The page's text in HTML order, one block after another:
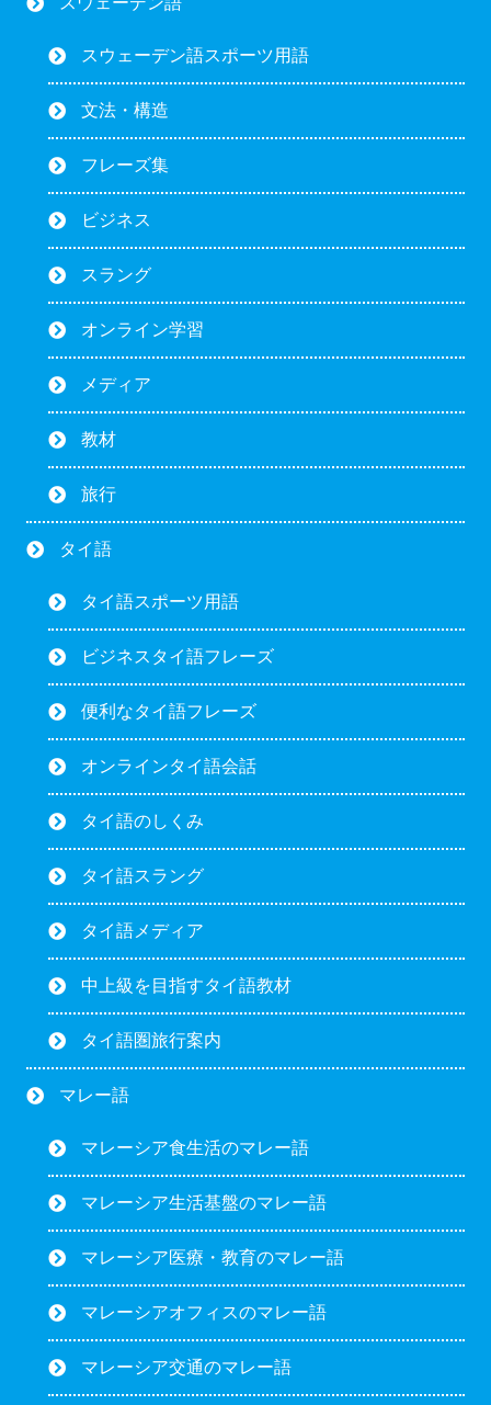
スウェーデン語スポーツ用語
文法・構造
フレーズ集
ビジネス
スラング
オンライン学習
メディア
教材
旅行
タイ語
タイ語スポーツ用語
ビジネスタイ語フレーズ
便利なタイ語フレーズ
オンラインタイ語会話
タイ語のしくみ
タイ語スラング
タイ語メディア
中上級を目指すタイ語教材
タイ語圏旅行案内
マレー語
マレーシア食生活のマレー語
マレーシア生活基盤のマレー語
マレーシア医療・教育のマレー語
マレーシアオフィスのマレー語
マレーシア交通のマレー語